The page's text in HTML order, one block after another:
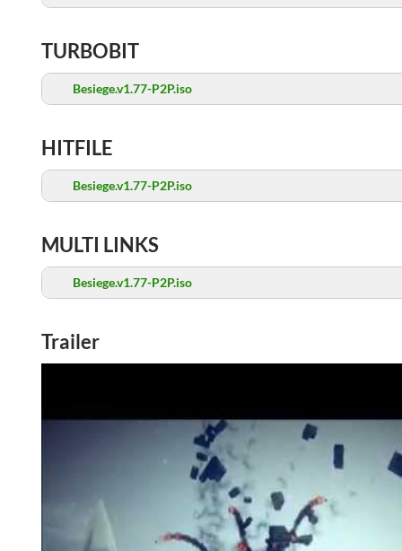
TURBOBIT
Besiege.v1.77-P2P.iso
HITFILE
Besiege.v1.77-P2P.iso
MULTI LINKS
Besiege.v1.77-P2P.iso
Trailer